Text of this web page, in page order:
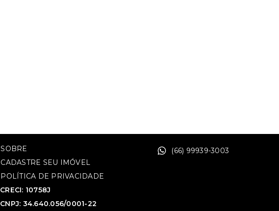
SOBRE
CADASTRE SEU IMÓVEL
POLÍTICA DE PRIVACIDADE
CRECI: 10758J
CNPJ: 34.640.056/0001-22
(66) 99939-3003